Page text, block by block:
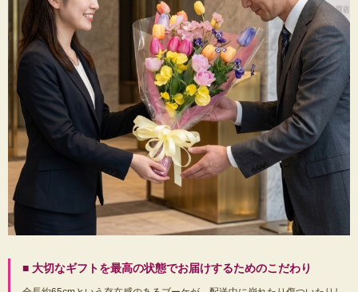
■ 大切なギフトを最高の状態でお届けするためのこだわり